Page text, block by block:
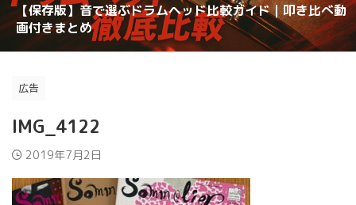
CANOPUSスネアワイヤーの選び方と比較｜カノウプスス
ナッピーを動画で解説
【保存版】音で選ぶドラムヘッド比較ガイド｜叩き比べ動
画付きまとめ
理想のスネアサウンドを手に入れろ！スナッピーの選び方
変拍子のドラム曲に最適なテキスト・教則本はコレしかな
い！
ロックドラマーがジャズドラムに挑戦する方法！おすすめ
の教則本は？？
【スネアチューニング】スネアヘッド交換で音が変わるの
か？？
【スネアチューニング】裏側にこだわる〜スナッピーで音
が変わるのか？実験してみた
【ドラム演奏してみた】ブルースドラムの練習に最適なテ
キストは？？
スネアドラムの選び方 〜ラディック・メタル編〜
恋するフォーチュンクッキーのドラムを叩いてみた 練習
方法
広告
IMG_4122
2019年7月2日